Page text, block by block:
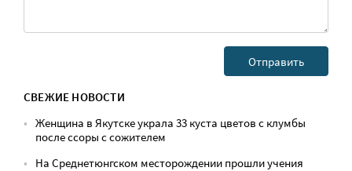
СВЕЖИЕ НОВОСТИ
Женщина в Якутске украла 33 куста цветов с клумбы
после ссоры с сожителем
На Среднетюнгском месторождении прошли учения